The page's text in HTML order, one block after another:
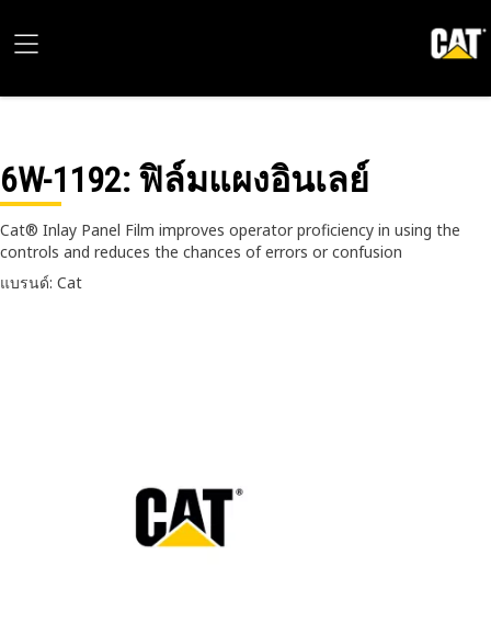
6W-1192: ฟิล์มแผงอินเลย์
Cat® Inlay Panel Film improves operator proficiency in using the
controls and reduces the chances of errors or confusion
แบรนด์: Cat